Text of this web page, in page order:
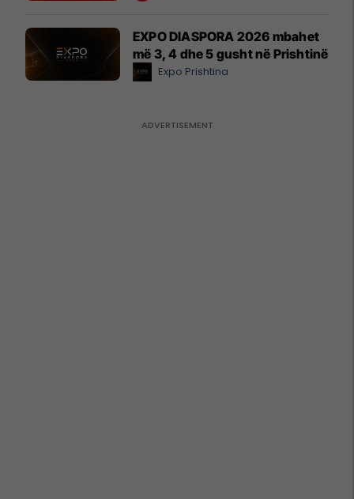
EXPO DIASPORA 2026 mbahet
më 3, 4 dhe 5 gusht në Prishtinë
Expo Prishtina